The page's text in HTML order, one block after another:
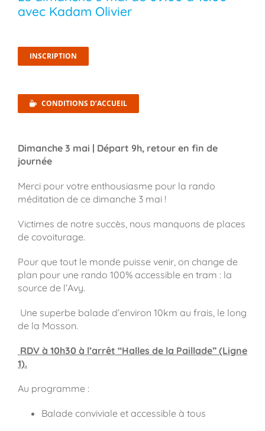
avec Kadam Olivier
INSCRIPTION
CONDITIONS D’ACCUEIL
Dimanche 3 mai | Départ 9h, retour en fin de
journée
Merci pour votre enthousiasme pour la rando
méditation de ce dimanche 3 mai !
Victimes de notre succès, nous manquons de places
de covoiturage.
Pour que tout le monde puisse venir, on change de
plan pour une rando 100% accessible en tram : la
source de l’Avy.
Une superbe balade d’environ 10km au frais, le long
de la Mosson.
RDV à 10h30 à l’arrêt “Halles de la Paillade” (Ligne
1).
Au programme :
Balade conviviale et accessible à tous